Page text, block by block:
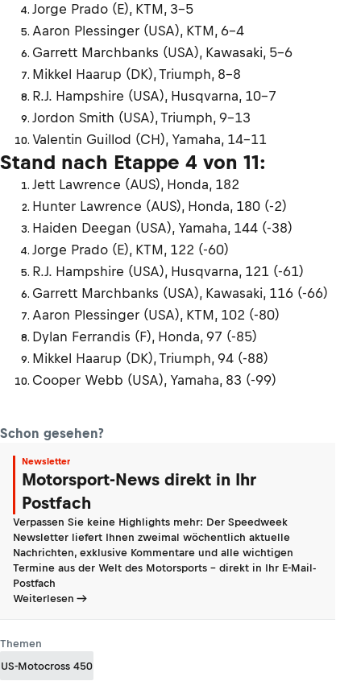
Jorge Prado (E), KTM, 3–5
Aaron Plessinger (USA), KTM, 6–4
Garrett Marchbanks (USA), Kawasaki, 5–6
Mikkel Haarup (DK), Triumph, 8–8
R.J. Hampshire (USA), Husqvarna, 10–7
Jordon Smith (USA), Triumph, 9–13
Valentin Guillod (CH), Yamaha, 14–11
Stand nach Etappe 4 von 11:
Jett Lawrence (AUS), Honda, 182
Hunter Lawrence (AUS), Honda, 180 (-2)
Haiden Deegan (USA), Yamaha, 144 (-38)
Jorge Prado (E), KTM, 122 (-60)
R.J. Hampshire (USA), Husqvarna, 121 (-61)
Garrett Marchbanks (USA), Kawasaki, 116 (-66)
Aaron Plessinger (USA), KTM, 102 (-80)
Dylan Ferrandis (F), Honda, 97 (-85)
Mikkel Haarup (DK), Triumph, 94 (-88)
Cooper Webb (USA), Yamaha, 83 (-99)
Schon gesehen?
Newsletter
Motorsport-News direkt in Ihr
Postfach
Verpassen Sie keine Highlights mehr: Der Speedweek
Newsletter liefert Ihnen zweimal wöchentlich aktuelle
Nachrichten, exklusive Kommentare und alle wichtigen
Termine aus der Welt des Motorsports - direkt in Ihr E-Mail-
Postfach
Weiterlesen
Themen
US-Motocross 450